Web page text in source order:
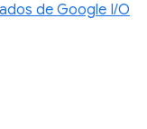
de Google I/O